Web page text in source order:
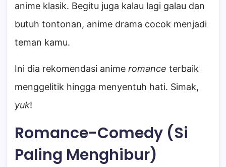
anime klasik. Begitu juga kalau lagi galau dan
butuh tontonan, anime drama cocok menjadi
teman kamu.
Ini dia rekomendasi anime romance terbaik
menggelitik hingga menyentuh hati. Simak,
yuk!
Romance-Comedy (Si
Paling Menghibur)